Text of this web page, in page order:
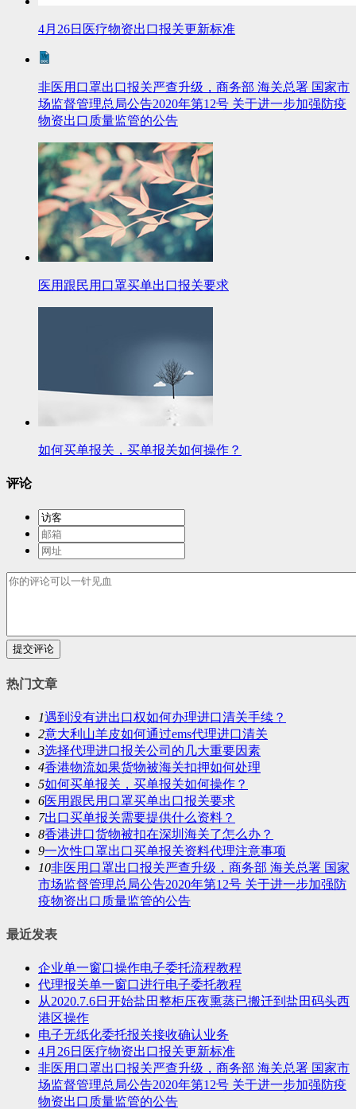
4月26日医疗物资出口报关更新标准
非医用口罩出口报关严查升级，商务部 海关总署 国家市
场监督管理总局公告2020年第12号 关于进一步加强防疫
物资出口质量监管的公告
医用跟民用口罩买单出口报关要求
如何买单报关，买单报关如何操作？
评论
提交评论
热门文章
1遇到没有进出口权如何办理进口清关手续？
2意大利山羊皮如何通过ems代理进口清关
3选择代理进口报关公司的几大重要因素
4香港物流如果货物被海关扣押如何处理
5如何买单报关，买单报关如何操作？
6医用跟民用口罩买单出口报关要求
7出口买单报关需要提供什么资料？
8香港进口货物被扣在深圳海关了怎么办？
9一次性口罩出口买单报关资料代理注意事项
10非医用口罩出口报关严查升级，商务部 海关总署 国家
市场监督管理总局公告2020年第12号 关于进一步加强防
疫物资出口质量监管的公告
最近发表
企业单一窗口操作电子委托流程教程
代理报关单一窗口进行电子委托教程
从2020.7.6日开始盐田整柜压夜熏蒸已搬迁到盐田码头西
港区操作
电子无纸化委托报关接收确认业务
4月26日医疗物资出口报关更新标准
非医用口罩出口报关严查升级，商务部 海关总署 国家市
场监督管理总局公告2020年第12号 关于进一步加强防疫
物资出口质量监管的公告